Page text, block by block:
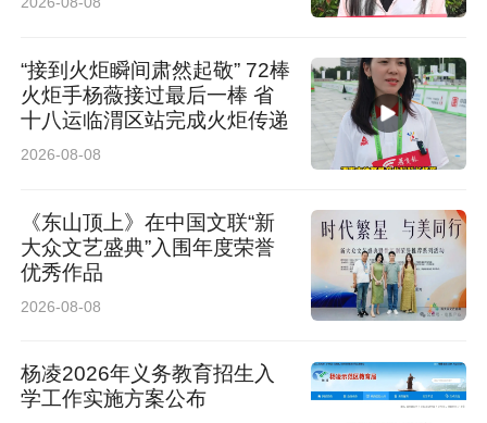
边角地块大型农机作业受限问题，及时调配小型
机械补位作业，确保小麦应收尽收、不留死角。
同时，开展秸秆禁烧宣传，依托村级大喇叭、流
导群众科学处置秸秆，严守全域零火点底线，筑
牢乡村生态安全防线。
“接到火炬瞬间肃然起敬” 72棒
火炬手杨薇接过最后一棒 省
十八运临渭区站完成火炬传递
2026-08-08
《东山顶上》在中国文联“新
大众文艺盛典”入围年度荣誉
优秀作品
2026-08-08
杨凌2026年义务教育招生入
学工作实施方案公布